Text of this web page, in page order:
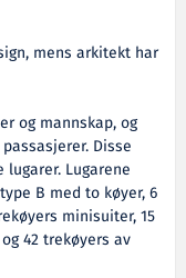
mens arkitekt har
og mannskap, og
Disse
Lugarene
B med to køyer, 6
minisuiter, 15
42 trekøyers av